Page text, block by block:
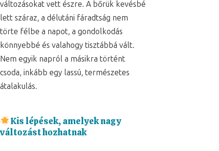
változásokat vett észre. A bőrük kevésbé
lett száraz, a délutáni fáradtság nem
törte félbe a napot, a gondolkodás
könnyebbé és valahogy tisztábbá vált.
Nem egyik napról a másikra történt
csoda, inkább egy lassú, természetes
átalakulás.
Kis lépések, amelyek nagy
változást hozhatnak